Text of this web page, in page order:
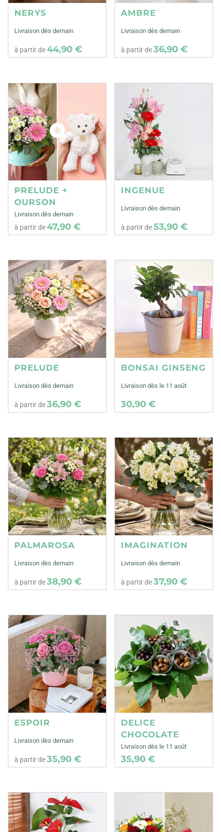
NERYS
Livraison dès demain
à partir de44,90 €
AMBRE
Livraison dès demain
à partir de36,90 €
PRELUDE +
OURSON
Livraison dès demain
à partir de47,90 €
INGENUE
Livraison dès demain
à partir de53,90 €
PRELUDE
Livraison dès demain
à partir de36,90 €
BONSAI GINSENG
Livraison dès le 11 août
30,90 €
PALMAROSA
Livraison dès demain
à partir de38,90 €
IMAGINATION
Livraison dès demain
à partir de37,90 €
ESPOIR
Livraison dès demain
à partir de35,90 €
DELICE
CHOCOLATE
Livraison dès le 11 août
35,90 €